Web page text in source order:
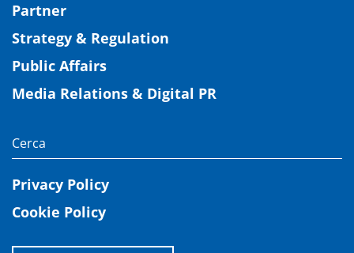
Partner
Strategy & Regulation
Public Affairs
Media Relations & Digital PR
Privacy Policy
Cookie Policy